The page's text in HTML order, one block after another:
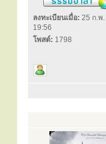
ลงทะเบียนเมื่อ: 25 ก.พ
19:56
โพสต์: 1798